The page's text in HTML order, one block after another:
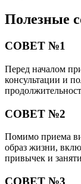
Полезные
СОВЕТ №1
Перед началом
консультации и
СОВЕТ №2
Помимо приема
образ жизни,
привычек и
СОВЕТ №3